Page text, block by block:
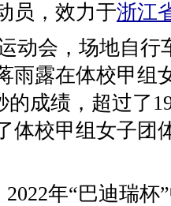
员，效力于浙江
动会，场地自行
雨露在体校甲组
的成绩，超过了
体校甲组女子团
2022年“巴迪瑞